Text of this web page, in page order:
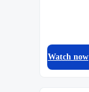
Watch now